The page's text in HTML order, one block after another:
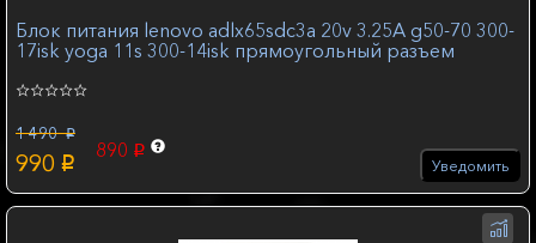
Блок питания lenovo adlx65sdc3a 20v 3.25A g50-70 300-
17isk yoga 11s 300-14isk прямоугольный разъем
1 490 p
990 p
890 p
Уведомить